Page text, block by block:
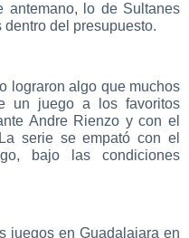
antemano, lo de Sultanes
del presupuesto.
lograron algo que muchos
un juego a los favoritos
Andre Rienzo y con el
serie se empató con el
bajo las condiciones
juegos en Guadalajara en